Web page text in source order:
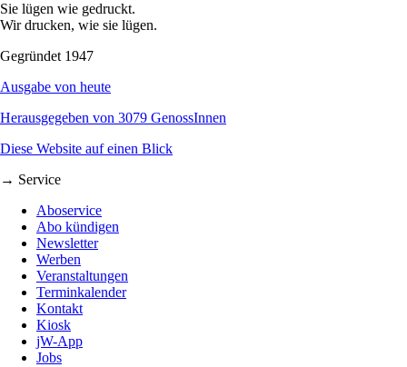
Sie lügen wie gedruckt.
Wir drucken, wie sie lügen.
Gegründet 1947
Ausgabe von heute
Herausgegeben von 3079 GenossInnen
Diese Website auf einen Blick
→ Service
Aboservice
Abo kündigen
Newsletter
Werben
Veranstaltungen
Terminkalender
Kontakt
Kiosk
jW-App
Jobs